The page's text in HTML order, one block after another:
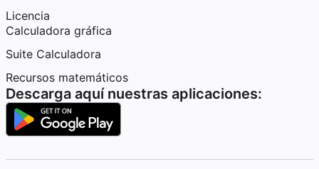
Licencia
Calculadora gráfica
Suite Calculadora
Recursos matemáticos
Descarga aquí nuestras aplicaciones: